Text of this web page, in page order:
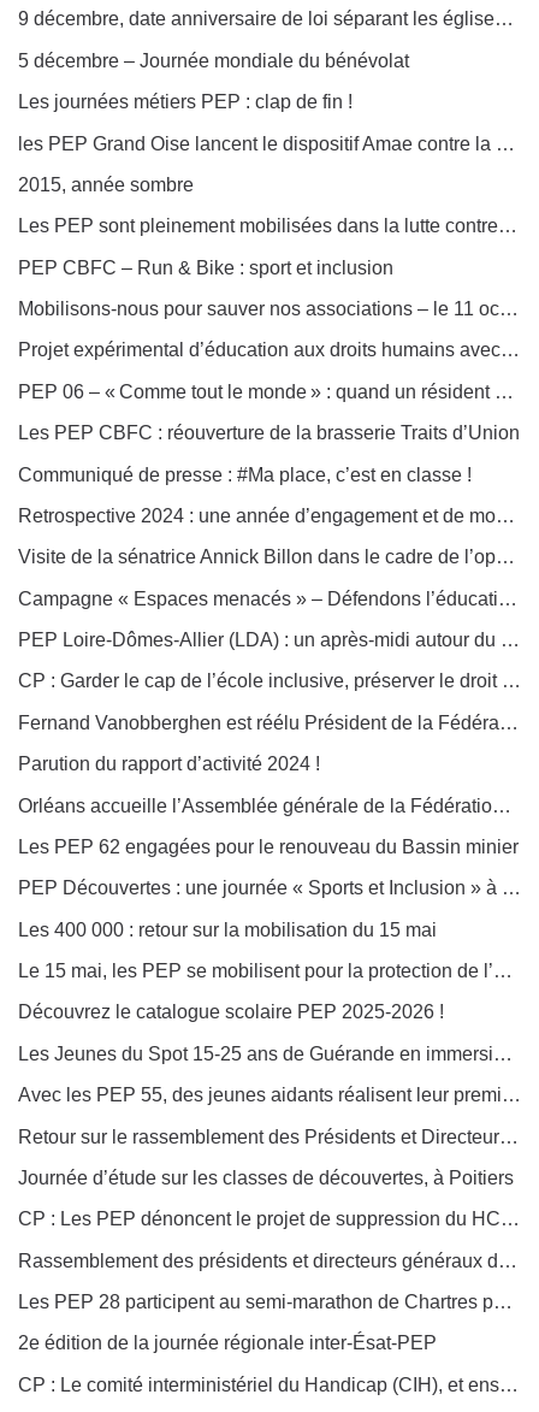
9 décembre, date anniversaire de loi séparant les églises et l’État
5 décembre – Journée mondiale du bénévolat
Les journées métiers PEP : clap de fin !
les PEP Grand Oise lancent le dispositif Amae contre la phobie scolaire
2015, année sombre
Les PEP sont pleinement mobilisées dans la lutte contre le harcèlement
PEP CBFC – Run & Bike : sport et inclusion
Mobilisons-nous pour sauver nos associations – le 11 octobre !
Projet expérimental d’éducation aux droits humains avec Amnesty International France
PEP 06 – « Comme tout le monde » : quand un résident de la MAS devient acteur principal
Les PEP CBFC : réouverture de la brasserie Traits d’Union
Communiqué de presse : #Ma place, c’est en classe !
Retrospective 2024 : une année d’engagement et de mobilisation collective !
Visite de la sénatrice Annick Billon dans le cadre de l’opération « Été 2025, tous en colos, au centre du Porteau des PEP 85
Campagne « Espaces menacés » – Défendons l’éducation populaire !
PEP Loire-Dômes-Allier (LDA) : un après-midi autour du livre et du lien
CP : Garder le cap de l’école inclusive, préserver le droit des élèves dans la PPL visant à renforcer le parcours inclusif des élèves à besoins éducatifs particuliers
Fernand Vanobberghen est réélu Président de la Fédération générale des PEP
Parution du rapport d’activité 2024 !
Orléans accueille l’Assemblée générale de la Fédération générale des PEP
Les PEP 62 engagées pour le renouveau du Bassin minier
PEP Découvertes : une journée « Sports et Inclusion » à Sourdun avec les jeunes du SNU
Les 400 000 : retour sur la mobilisation du 15 mai
Le 15 mai, les PEP se mobilisent pour la protection de l’enfance !
Découvrez le catalogue scolaire PEP 2025-2026 !
Les Jeunes du Spot 15-25 ans de Guérande en immersion citoyenne à Paris du 14 au 18 avril !
Avec les PEP 55, des jeunes aidants réalisent leur premier court-métrage
Retour sur le rassemblement des Présidents et Directeurs généraux à Reims
Journée d’étude sur les classes de découvertes, à Poitiers
CP : Les PEP dénoncent le projet de suppression du HCFEA
Rassemblement des présidents et directeurs généraux des PEP à Reims
Les PEP 28 participent au semi-marathon de Chartres pour la bonne cause !
2e édition de la journée régionale inter-Ésat-PEP
CP : Le comité interministériel du Handicap (CIH), et ensuite ? Les PEP proposent